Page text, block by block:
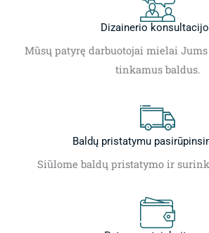
Dizainerio
Mūsų patyrę darbuotojai mielai
tinkamus baldus.
Baldų pristatymu
Siūlome baldų pristatymo ir